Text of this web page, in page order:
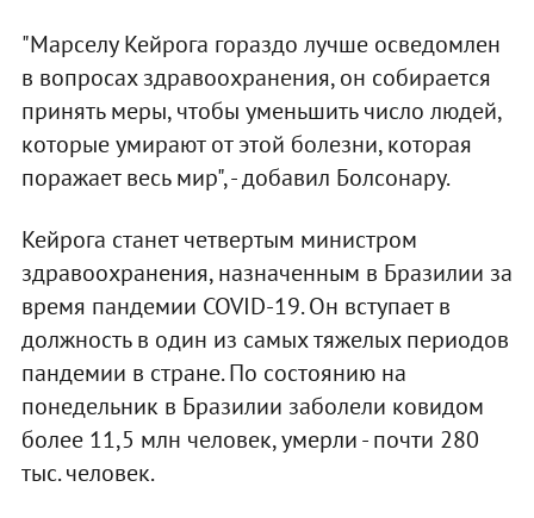
"Марселу Кейрога гораздо лучше осведомлен
в вопросах здравоохранения, он собирается
принять меры, чтобы уменьшить число людей,
которые умирают от этой болезни, которая
поражает весь мир", - добавил Болсонару.
Кейрога станет четвертым министром
здравоохранения, назначенным в Бразилии за
время пандемии COVID-19. Он вступает в
должность в один из самых тяжелых периодов
пандемии в стране. По состоянию на
понедельник в Бразилии заболели ковидом
более 11,5 млн человек, умерли - почти 280
тыс. человек.